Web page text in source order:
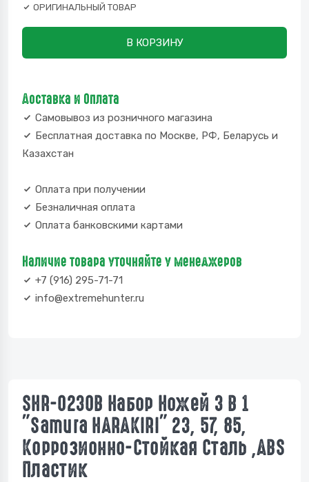
ОРИГИНАЛЬНЫЙ ТОВАР
В КОРЗИНУ
Доставка и Оплата
Самовывоз из розничного магазина
Бесплатная доставка по Москве, РФ, Беларусь и
Казахстан
Оплата при получении
Безналичная оплата
Оплата банковскими картами
Наличие товара уточняйте у менеджеров
+7 (916) 295-71-71
info@extremehunter.ru
SHR-0230B Набор Ножей 3 В 1
"Samura HARAKIRI" 23, 57, 85,
Коррозионно-Стойкая Сталь ,ABS
Пластик